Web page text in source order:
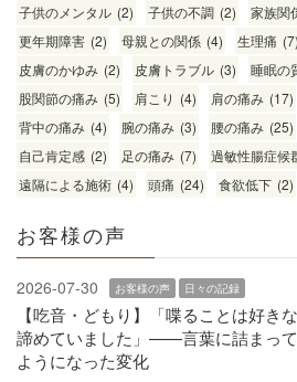
子供のメンタル (2) 子供の不調 (2) 家族関
更年期障害 (2) 母親との関係 (4) 生理痛 (7)
皮膚のかゆみ (2) 皮膚トラブル (3) 睡眠の
股関節の痛み (5) 肩こり (4) 肩の痛み (17)
背中の痛み (4) 腕の痛み (3) 腰の痛み (25)
自己肯定感 (2) 足の痛み (7) 過敏性腸症候
遠隔による施術 (4) 頭痛 (24) 食欲低下 (2)
お客様の声
2026-07-30 お客様の声 日々の記録
【吃音・どもり】「喋ることは好き
諦めていました」——言葉に詰まっ
ようになった変化